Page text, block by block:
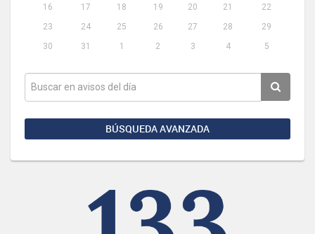
16
17 18 19 20 21
22
23
24 25 26 27 28
29
30
31 1 2 3 4 5
BÚSQUEDA AVANZADA